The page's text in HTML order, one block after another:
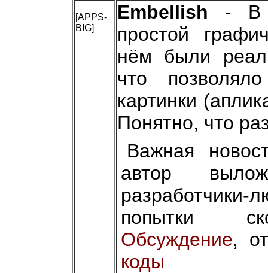
[APPS-
BIG]
Embellish - В
простой
нём были
что
картинки
Понятно, что
Важная
автор
попытки
Обсуждение,
коды